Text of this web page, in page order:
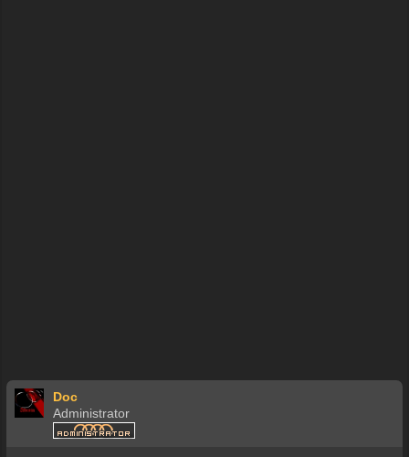
Doc
Administrator